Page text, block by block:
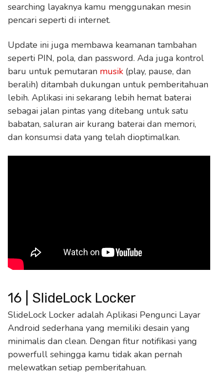
searching layaknya kamu menggunakan mesin
pencari seperti di internet.
Update ini juga membawa keamanan tambahan
seperti PIN, pola, dan password. Ada juga kontrol
baru untuk pemutaran musik (play, pause, dan
beralih) ditambah dukungan untuk pemberitahuan
lebih. Aplikasi ini sekarang lebih hemat baterai
sebagai jalan pintas yang ditebang untuk satu
babatan, saluran air kurang baterai dan memori,
dan konsumsi data yang telah dioptimalkan.
16 | SlideLock Locker
SlideLock Locker adalah Aplikasi Pengunci Layar
Android sederhana yang memiliki desain yang
minimalis dan clean. Dengan fitur notifikasi yang
powerfull sehingga kamu tidak akan pernah
melewatkan setiap pemberitahuan.